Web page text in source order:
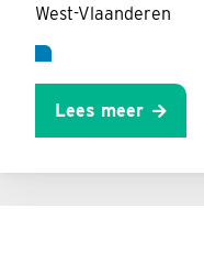
West-Vlaanderen
Lees meer